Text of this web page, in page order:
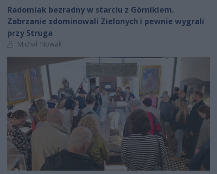
Radomiak bezradny w starciu z Górnikiem.
Zabrzanie zdominowali Zielonych i pewnie wygrali
przy Struga
Autor artykułu:
Michał Nowak